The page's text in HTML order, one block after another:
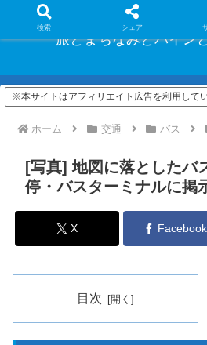
旅とまちなみとパイン
※本サイトはアフィリエイト広告を利用して
ホーム 交通 バス
[写真] 地図に落としたバ
停・バスターミナルに掲
X Facebook
目次
検索 シェア